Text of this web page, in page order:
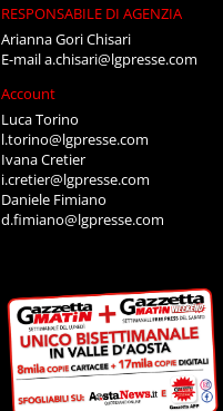
RESPONSABILE DI AGENZIA
Arianna Gori Chisari
E-maila.chisari@lgpresse.com
Account
Luca Torino
l.torino@lgpresse.com
Ivana Cretier
i.cretier@lgpresse.com
Daniele Fimiano
d.fimiano@lgpresse.com